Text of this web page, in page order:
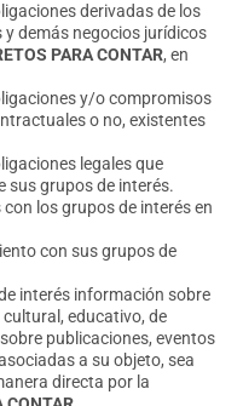
derivadas de los
demás negocios jurídicos
PARA CONTAR, en
y/o compromisos
o no, existentes
legales que
sus grupos de interés.
los grupos de interés en
con sus grupos de
interés información sobre
educativo, de
publicaciones, eventos
a su objeto, sea
directa por la